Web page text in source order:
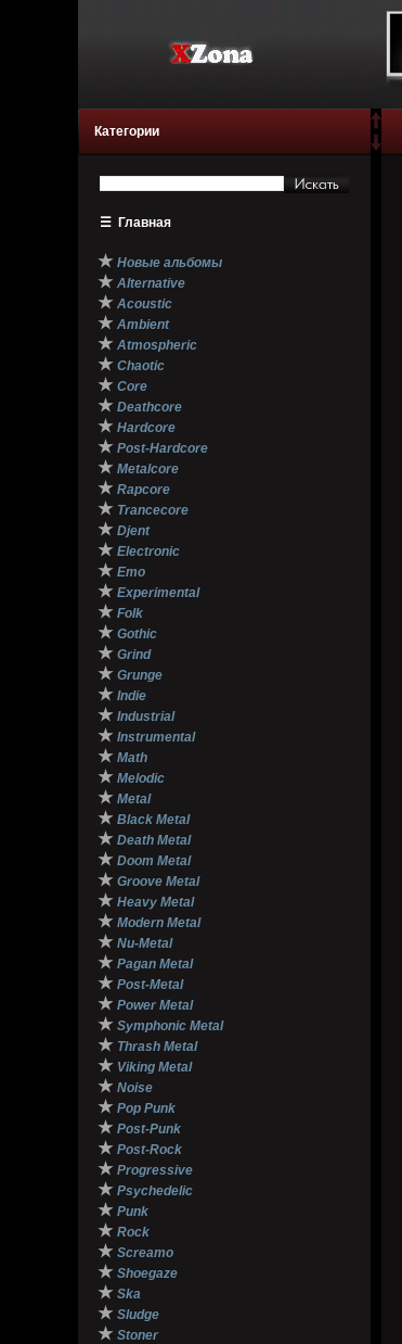
Категории
☰ Главная
★ Новые альбомы
★ Alternative
★ Acoustic
★ Ambient
★ Atmospheric
★ Chaotic
★ Core
★ Deathcore
★ Hardcore
★ Post-Hardcore
★ Metalcore
★ Rapcore
★ Trancecore
★ Djent
★ Electronic
★ Emo
★ Experimental
★ Folk
★ Gothic
★ Grind
★ Grunge
★ Indie
★ Industrial
★ Instrumental
★ Math
★ Melodic
★ Metal
★ Black Metal
★ Death Metal
★ Doom Metal
★ Groove Metal
★ Heavy Metal
★ Modern Metal
★ Nu-Metal
★ Pagan Metal
★ Post-Metal
★ Power Metal
★ Symphonic Metal
★ Thrash Metal
★ Viking Metal
★ Noise
★ Pop Punk
★ Post-Punk
★ Post-Rock
★ Progressive
★ Psychedelic
★ Punk
★ Rock
★ Screamo
★ Shoegaze
★ Ska
★ Sludge
★ Stoner